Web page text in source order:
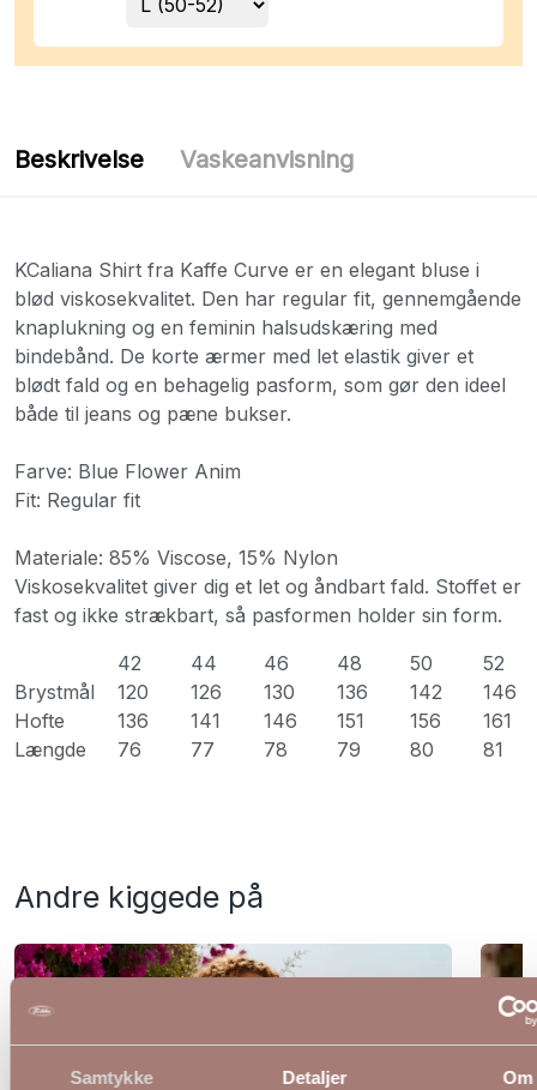
Samtykke Detaljer Om
Beskrivelse Vaskeanvisning
KCaliana Shirt fra Kaffe Curve er en elegant bluse i
blød viskosekvalitet. Den har regular fit, gennemgående
knaplukning og en feminin halsudskæring med
bindebånd. De korte ærmer med let elastik giver et
blødt fald og en behagelig pasform, som gør den ideel
både til jeans og pæne bukser.
Farve: Blue Flower Anim
Fit: Regular fit
Materiale: 85% Viscose, 15% Nylon
Viskosekvalitet giver dig et let og åndbart fald. Stoffet er
fast og ikke strækbart, så pasformen holder sin form.
42
44 46 48 50
52
Brystmål
120 126 130 136 142
146
Hofte
136 141 146 151 156
161
Længde
76 77 78 79 80 81
Andre kiggede på